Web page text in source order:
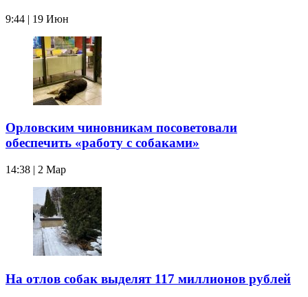
9:44 | 19 Июн
Орловским чиновникам посоветовали
обеспечить «работу с собаками»
14:38 | 2 Мар
На отлов собак выделят 117 миллионов рублей